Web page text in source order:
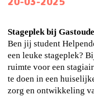
Stageplek bij
Ben jij student
een leuke stageplek?
ruimte voor een
te doen in een
zorg en ontwikkeling